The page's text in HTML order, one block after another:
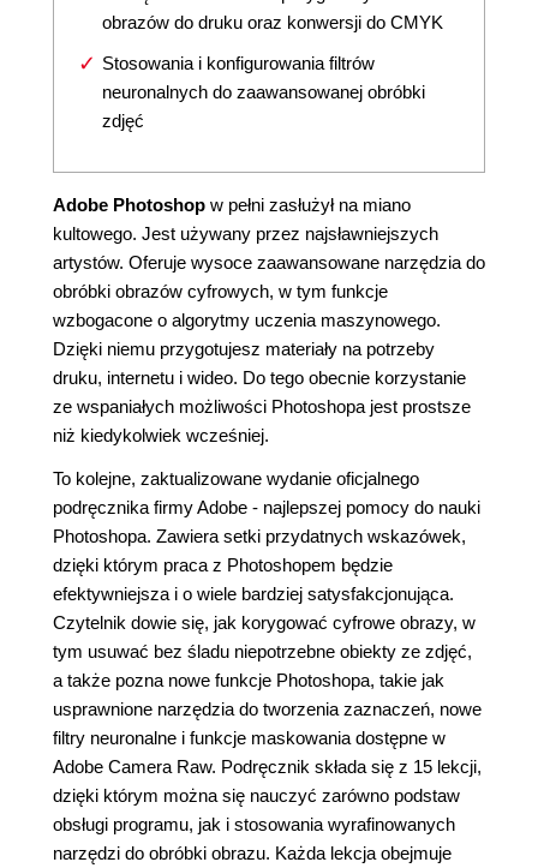
obrazów do druku oraz konwersji do CMYK
Stosowania i konfigurowania filtrów
neuronalnych do zaawansowanej obróbki
zdjęć
Adobe Photoshop w pełni zasłużył na miano
kultowego. Jest używany przez najsławniejszych
artystów. Oferuje wysoce zaawansowane narzędzia do
obróbki obrazów cyfrowych, w tym funkcje
wzbogacone o algorytmy uczenia maszynowego.
Dzięki niemu przygotujesz materiały na potrzeby
druku, internetu i wideo. Do tego obecnie korzystanie
ze wspaniałych możliwości Photoshopa jest prostsze
niż kiedykolwiek wcześniej.
To kolejne, zaktualizowane wydanie oficjalnego
podręcznika firmy Adobe - najlepszej pomocy do nauki
Photoshopa. Zawiera setki przydatnych wskazówek,
dzięki którym praca z Photoshopem będzie
efektywniejsza i o wiele bardziej satysfakcjonująca.
Czytelnik dowie się, jak korygować cyfrowe obrazy, w
tym usuwać bez śladu niepotrzebne obiekty ze zdjęć,
a także pozna nowe funkcje Photoshopa, takie jak
usprawnione narzędzia do tworzenia zaznaczeń, nowe
filtry neuronalne i funkcje maskowania dostępne w
Adobe Camera Raw. Podręcznik składa się z 15 lekcji,
dzięki którym można się nauczyć zarówno podstaw
obsługi programu, jak i stosowania wyrafinowanych
narzędzi do obróbki obrazu. Każda lekcja obejmuje